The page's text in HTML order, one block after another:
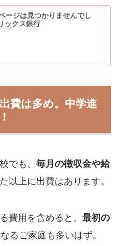
ージは見つかりませんでし
ックス銀行
費は多め。中学進
でも、 毎月の徴収金や給
以上に出費はあります。
費用を含めると、 最初の
るご家庭も多いはず。